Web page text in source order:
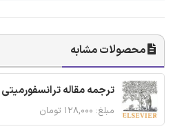
محصولات مشابه
ترجمه مقاله
مبلغ: ۱۲۸,۰۰۰ تومان